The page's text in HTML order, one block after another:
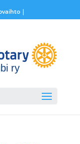
|
ry